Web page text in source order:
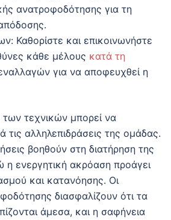
ανατροφοδότησης για τη
Καθορίστε και επικοινωνήστε
κάθε μέλους κατά τη
για να αποφευχθεί η
τεχνικών μπορεί να
τις αλληλεπιδράσεις της ομάδας.
βοηθούν στη διατήρηση της
η ενεργητική ακρόαση προάγει
και κατανόησης. Οι
διασφαλίζουν ότι τα
άμεσα, και η σαφήνεια